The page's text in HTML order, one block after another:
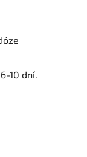
10 dní.